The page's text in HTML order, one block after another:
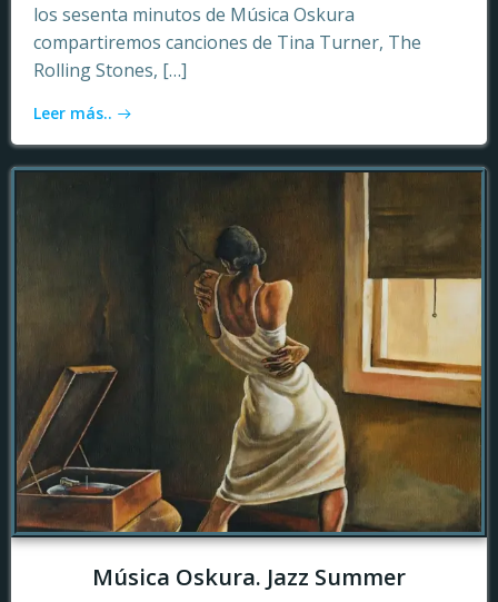
los sesenta minutos de Música Oskura
compartiremos canciones de Tina Turner, The
Rolling Stones, […]
Leer más..
Música Oskura. Jazz Summer